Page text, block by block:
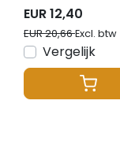
– 8 zones –
FUT089B
EUR 12,40
EUR 20,66Excl. btw
Vergelijk